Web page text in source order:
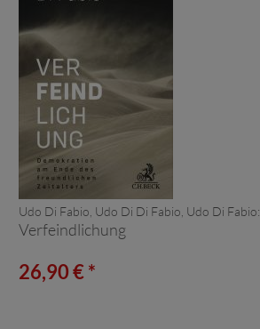
Udo Di Fabio, Udo Di Di Fabio, Udo Di Fabio:
Verfeindlichung
26,90 € *